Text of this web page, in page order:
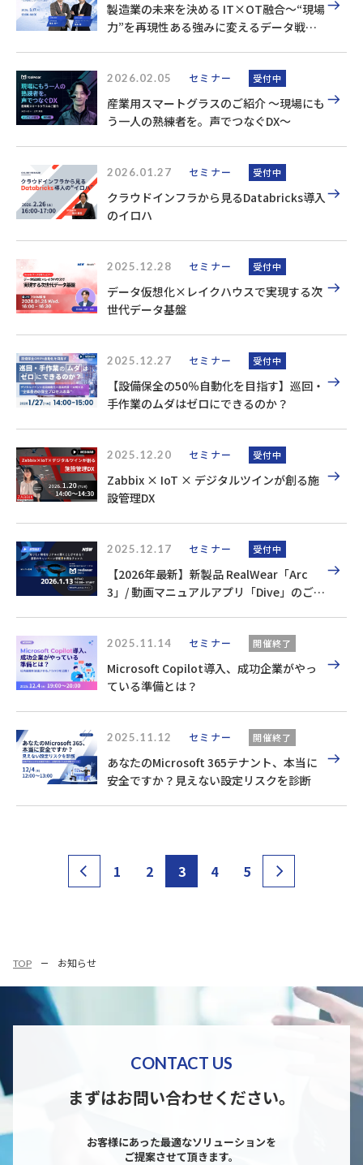
製造業の未来を決める IT×OT融合〜“現場
力”を再現性ある強みに変えるデータ戦略
2026.02.05 セミナー 受付中
産業用スマートグラスのご紹介 ～現場にも
う一人の熟練者を。声でつなぐDX～
2026.01.27 セミナー 受付中
クラウドインフラから見るDatabricks導入
のイロハ
2025.12.28 セミナー 受付中
データ仮想化×レイクハウスで実現する次
世代データ基盤
2025.12.27 セミナー 受付中
【設備保全の50％自動化を目指す】巡回・
手作業のムダはゼロにできるのか？
2025.12.20 セミナー 受付中
Zabbix × IoT × デジタルツインが創る施
設管理DX
2025.12.17 セミナー 受付中
【2026年最新】新製品 RealWear「Arc
3」/ 動画マニュアルアプリ「Dive」のご紹
2025.11.14 セミナー 開催終了
Microsoft Copilot導入、成功企業がやっ
ている準備とは？
2025.11.12 セミナー 開催終了
あなたのMicrosoft 365テナント、本当に
安全ですか？見えない設定リスクを診断
1 2 3 4 5
TOP お知らせ
CONTACT US
まずはお問い合わせください。
お客様にあった最適なソリューションを
ご提案させて頂きます。